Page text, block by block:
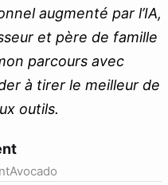
augmenté par l’IA,
et père de famille
parcours avec
à tirer le meilleur de
outils.